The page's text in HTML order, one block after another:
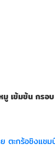
มู เข้มข้น กรอ